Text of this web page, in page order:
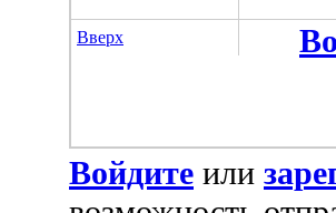
Вверх
Войдите или